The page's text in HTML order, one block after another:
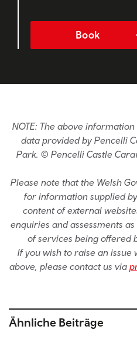
Book
NOTE: The above
data provided by Pencelli
Park. © Pencelli Castle
Please note that the Welsh
for information supplied
content of external
enquiries and assessments
of services being offered
If you wish to raise an
above, please contact us via
Ähnliche Beiträge